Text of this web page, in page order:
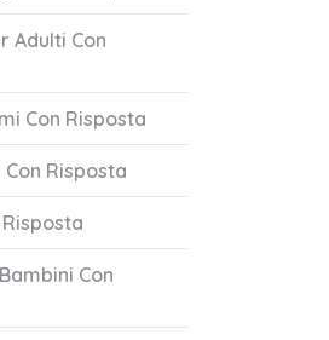
Adulti Con
Con Risposta
Risposta
Con